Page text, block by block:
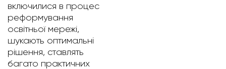
включилися в процес
реформування
освітньої мережі,
шукають оптимальні
рішення, ставлять
багато практичних